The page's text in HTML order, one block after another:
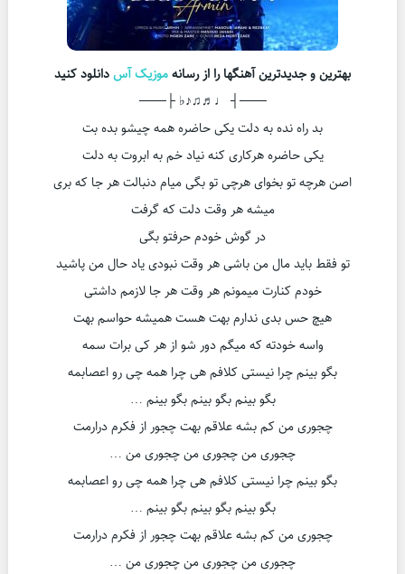
بهترین و جدیدترین آهنگها را از رسانهموزیک آسدانلود کنید
───┤ ♩♬♫♪♭ ├───
بد راه نده به دلت یکی حاضره همه چیشو بده بت
یکی حاضره هرکاری کنه نیاد خم به ابروت به دلت
اصن هرچه تو بخوای هرچی تو بگی میام دنبالت هر جا که بری
میشه هر وقت دلت که گرفت
در گوش خودم حرفتو بگی
تو فقط باید مال من باشی هر وقت نبودی یاد حال من پاشید
خودم کنارت میمونم هر وقت هر جا لازمم داشتی
هیچ حس بدی ندارم بهت هست همیشه حواسم بهت
واسه خودته که میگم دور شو از هر کی برات سمه
بگو بینم چرا نیستی کلافم هی چرا همه چی رو اعصابمه
بگو بینم بگو بینم بگو بینم …
چجوری من کم بشه علاقم بهت چجور از فکرم درارمت
چجوری من چجوری من چجوری من …
بگو بینم چرا نیستی کلافم هی چرا همه چی رو اعصابمه
بگو بینم بگو بینم بگو بینم …
چجوری من کم بشه علاقم بهت چجور از فکرم درارمت
چجوری من چجوری من چجوری من …